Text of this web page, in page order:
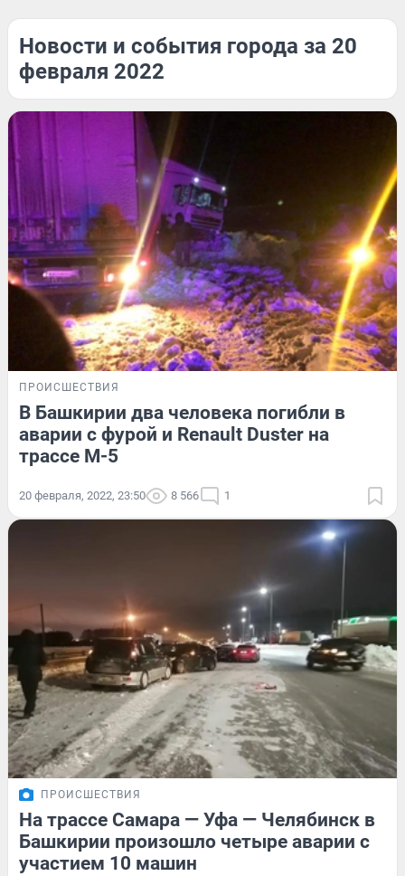
Новости и события города за 20
февраля 2022
ПРОИСШЕСТВИЯ
В Башкирии два человека погибли в
аварии с фурой и Renault Duster на
трассе М-5
20 февраля, 2022, 23:50 8 566 1
ПРОИСШЕСТВИЯ
На трассе Самара — Уфа — Челябинск в
Башкирии произошло четыре аварии с
участием 10 машин